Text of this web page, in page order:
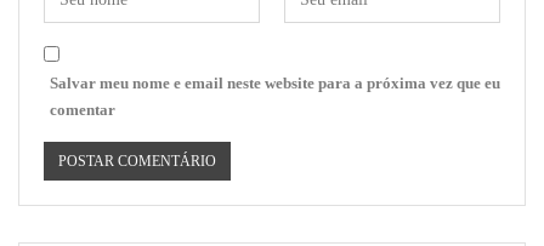
Salvar meu nome e email neste website para a próxima vez que eu
comentar